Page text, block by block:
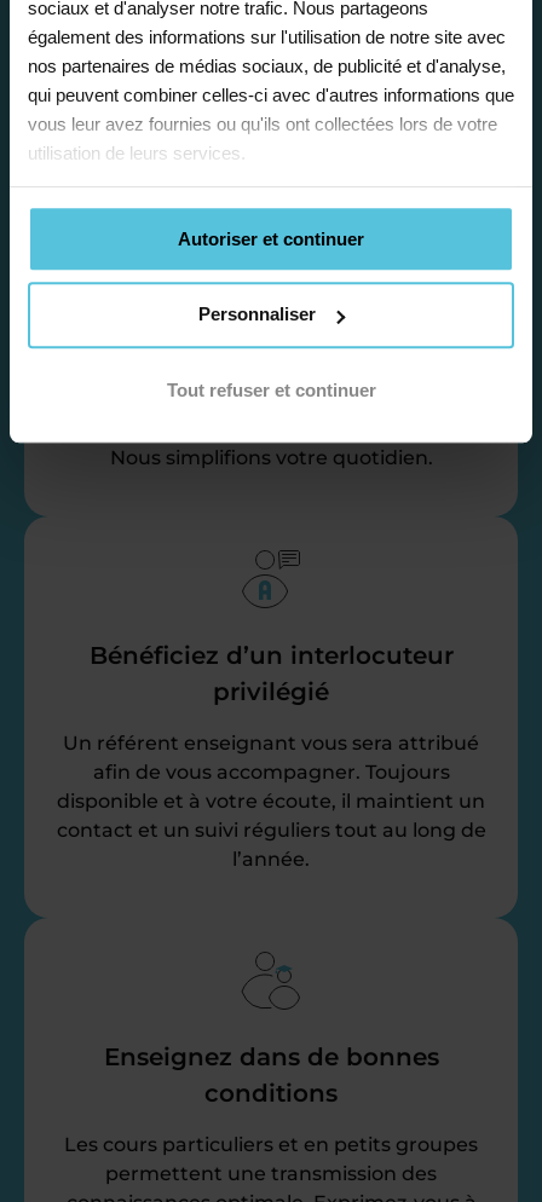
sociaux et d'analyser notre trafic. Nous partageons
également des informations sur l'utilisation de notre site avec
nos partenaires de médias sociaux, de publicité et d'analyse,
qui peuvent combiner celles-ci avec d'autres informations que
vous leur avez fournies ou qu'ils ont collectées lors de votre
utilisation de leurs services.
Autoriser et continuer
Personnaliser
Tout refuser et continuer
emploi du temps en fonction de votre profil,
vos disponibilités et votre flexibilité.
Déléguez vos tâches
administratives
Nos équipes d’experts se chargent de tout
jusqu’à la gestion de vos fiches de paie, vos
Nous simplifions votre quotidien.
Bénéficiez d’un interlocuteur
privilégié
Un référent enseignant vous sera attribué
afin de vous accompagner. Toujours
disponible et à votre écoute, il maintient un
contact et un suivi réguliers tout au long de
l’année.
Enseignez dans de bonnes
conditions
Les cours particuliers et en petits groupes
permettent une transmission des